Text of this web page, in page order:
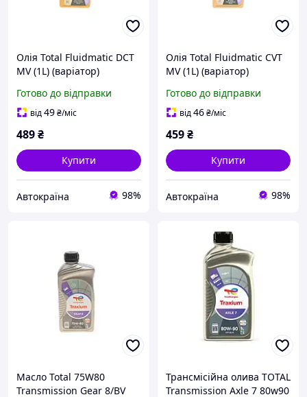
Олія Total Fluidmatic DCT
MV (1L) (варіатор)
Готово до відправки
від49₴/міс
489₴
Купити
Автокраїна 98%
Олія Total Fluidmatic CVT
MV (1L) (варіатор)
Готово до відправки
від46₴/міс
459₴
Купити
Автокраїна 98%
Масло Total 75W80
Transmission Gear 8/BV
Трансмісійна олива TOTAL
Transmission Axle 7 80w90